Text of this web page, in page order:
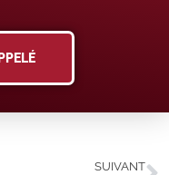
SUIVANT